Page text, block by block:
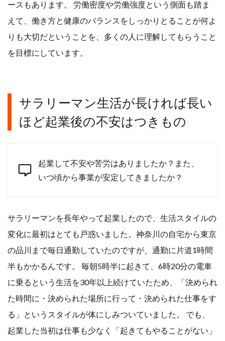
ースもあります。 労働密度や労働強度という側面も踏ま
えて、働き方と健康のバランスをしっかりとることが何よ
りも大切だということを、多くの人に理解してもらうこと
を目標にしています。
サラリーマン生活が長ければ長い
ほど起業後の不安はつきもの
起業して不安や苦労はありましたか？また、
いつ頃から事業が安定してきましたか？
サラリーマンを長年やって起業したので、生活スタイルの
変化に最初はとても戸惑いました。神奈川の自宅から東京
の品川まで毎日通勤していたのですが、通勤に片道1時間
半もかかるんです。 毎朝5時半に起きて、6時20分の電車
に乗るという生活を30年以上続けていたため、「決められ
た時間に・決められた場所に行って・決められた仕事をす
る」というスタイルが体にしみついていました。 でも、
起業した当初は仕事も少なく「起きてもやることがない」